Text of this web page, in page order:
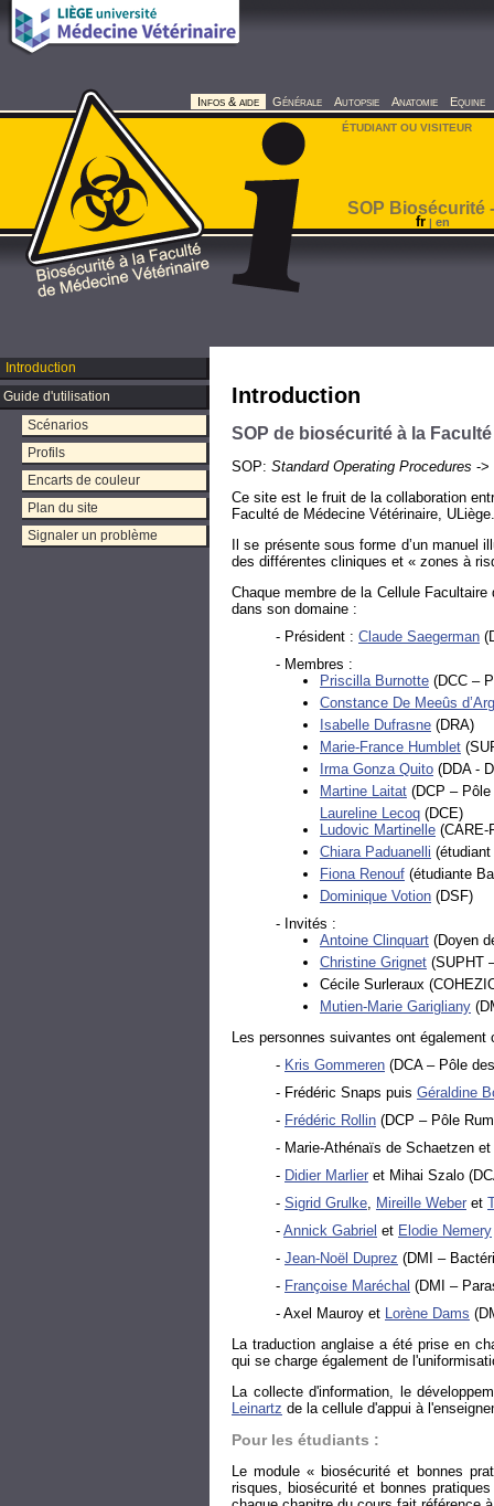
Infos & aide Générale Autopsie Anatomie Equine
ÉTUDIANT OU VISITEUR
fr | en
SOP Biosécurité
Introduction
Guide d'utilisation
Scénarios
Profils
Encarts de couleur
Plan du site
Signaler un problème
Introduction
SOP de biosécurité à la
SOP: Standard Operating Procedures ->
Ce site est le fruit de la collaboration
Faculté de Médecine Vétérinaire, ULiège.
Il se présente sous forme d’un
des différentes cliniques et « zones à
Chaque membre de la Cellule
dans son domaine :
- Président : Claude Saegerman
- Membres :
Priscilla Burnotte (DCC –
Constance De Meeûs
Isabelle Dufrasne (DRA)
Marie-France Humblet
Irma Gonza Quito (DDA -
Martine Laitat (DCP –
Laureline Lecoq (DCE)
Ludovic Martinelle (CARE-
Chiara Paduanelli
Fiona Renouf (étudiante
Dominique Votion (DSF)
- Invités :
Antoine Clinquart (Doyen
Christine Grignet (SUPHT
Cécile Surleraux
Mutien-Marie Garigliany
Les personnes suivantes ont
- Kris Gommeren (DCA – Pôle
- Frédéric Snaps puis Géraldine
- Frédéric Rollin (DCP – Pôle
- Marie-Athénaïs de Schaetzen
- Didier Marlier et Mihai Szalo
- Sigrid Grulke, Mireille Weber et
- Annick Gabriel et Elodie Nemery
- Jean-Noël Duprez (DMI –
- Françoise Maréchal (DMI –
- Axel Mauroy et Lorène Dams
La traduction anglaise a été prise en
qui se charge également de
La collecte d'information, le
Leinartz de la cellule d'appui à
Pour les étudiants :
Le module « biosécurité et bonnes
risques, biosécurité et bonnes